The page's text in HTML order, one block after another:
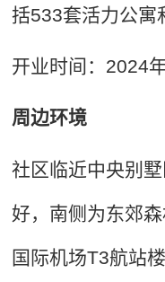
括533套活力公寓
开业时间：2024
周边环境
社区临近中央别
好，南侧为东郊
国际机场T3航站